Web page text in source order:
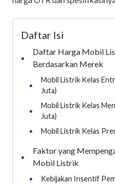
Daftar Isi
•
Daftar Harga Mobil
Berdasarkan Merek
•
Mobil Listrik Kelas
Juta)
•
Mobil Listrik Kelas
Juta)
•
Mobil Listrik Kelas
•
Faktor yang
Mobil Listrik
•
Kebijakan Insentif